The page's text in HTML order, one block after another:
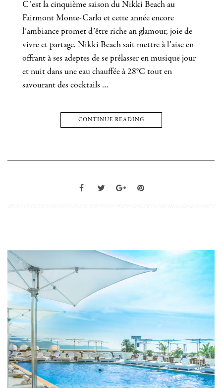
C’est la cinquième saison du Nikki Beach au
Fairmont Monte-Carlo et cette année encore
l’ambiance promet d’être riche an glamour, joie de
vivre et partage. Nikki Beach sait mettre à l’aise en
offrant à ses adeptes de se prélasser en musique jour
et nuit dans une eau chauffée à 28°C tout en
savourant des cocktails …
CONTINUE READING